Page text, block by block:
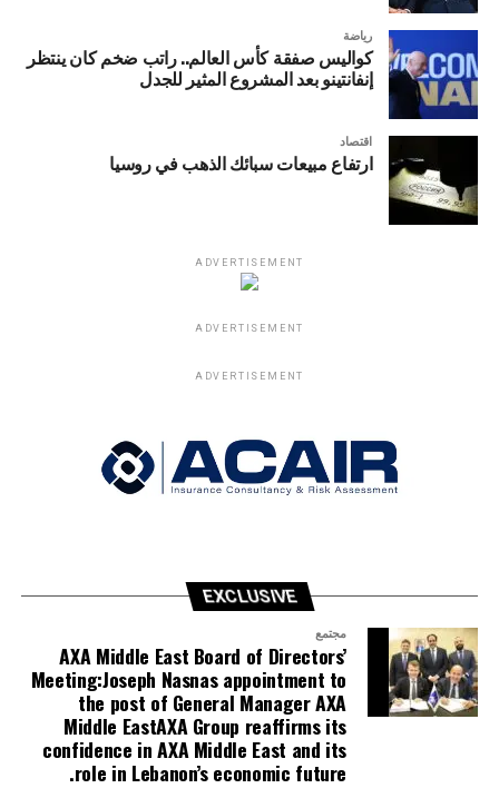
رياضة
كواليس صفقة كأس العالم.. راتب ضخم كان ينتظر
إنفانتينو بعد المشروع المثير للجدل
اقتصاد
ارتفاع مبيعات سبائك الذهب في روسيا
ADVERTISEMENT
ADVERTISEMENT
ADVERTISEMENT
EXCLUSIVE
مجتمع
AXA Middle East Board of Directors’
Meeting:Joseph Nasnas appointment to
the post of General Manager AXA
Middle EastAXA Group reaffirms its
confidence in AXA Middle East and its
role in Lebanon’s economic future.